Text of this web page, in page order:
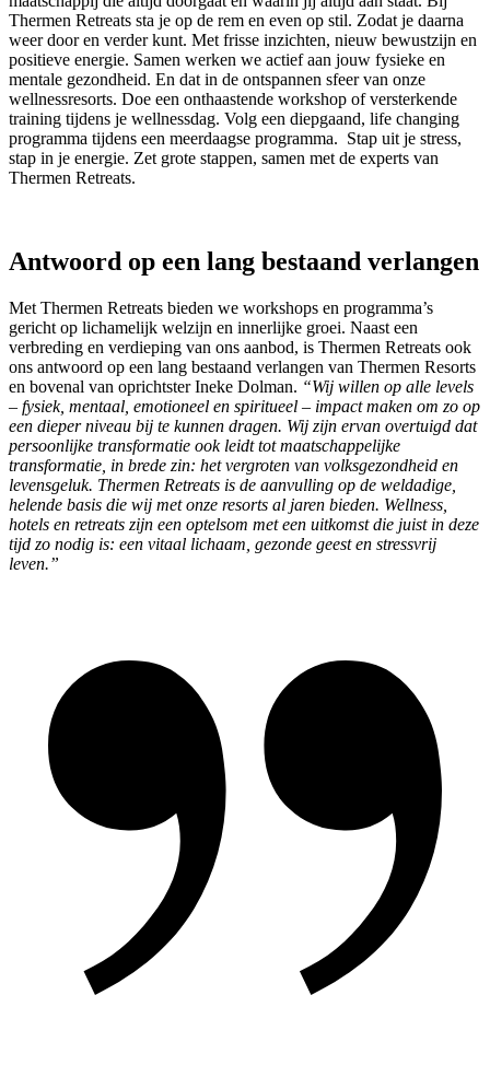
Thermen Retreats sta je op de rem en even op stil. Zodat je daarna
weer door en verder kunt. Met frisse inzichten, nieuw bewustzijn en
positieve energie. Samen werken we actief aan jouw fysieke en
mentale gezondheid. En dat in de ontspannen sfeer van onze
wellnessresorts. Doe een onthaastende workshop of versterkende
training tijdens je wellnessdag. Volg een diepgaand, life changing
programma tijdens een meerdaagse programma. Stap uit je stress,
stap in je energie. Zet grote stappen, samen met de experts van
Thermen Retreats.
Antwoord op een lang bestaand verlangen
Met Thermen Retreats bieden we workshops en programma’s
gericht op lichamelijk welzijn en innerlijke groei. Naast een
verbreding en verdieping van ons aanbod, is Thermen Retreats ook
ons antwoord op een lang bestaand verlangen van Thermen Resorts
en bovenal van oprichtster Ineke Dolman. “Wij willen op alle levels
– fysiek, mentaal, emotioneel en spiritueel – impact maken om zo op
een dieper niveau bij te kunnen dragen. Wij zijn ervan overtuigd dat
persoonlijke transformatie ook leidt tot maatschappelijke
transformatie, in brede zin: het vergroten van volksgezondheid en
levensgeluk. Thermen Retreats is de aanvulling op de weldadige,
helende basis die wij met onze resorts al jaren bieden. Wellness,
hotels en retreats zijn een optelsom met een uitkomst die juist in deze
tijd zo nodig is: een vitaal lichaam, gezonde geest en stressvrij
leven.”